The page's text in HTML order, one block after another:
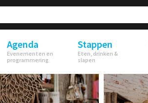
Agenda
Evenementen en
programmering
Stappen
Eten, drinken &
slapen